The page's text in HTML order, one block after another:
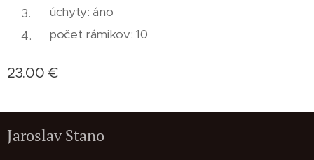
úchyty: áno
počet rámikov: 10
23.00 €
Jaroslav Stano